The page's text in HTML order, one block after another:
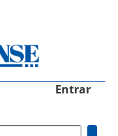
Entrar